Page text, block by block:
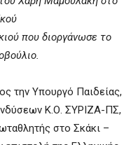
που διοργάνωσε το
την Υπουργό Παιδείας,
Κ.Ο. ΣΥΡΙΖΑ-ΠΣ,
στο Σκάκι –